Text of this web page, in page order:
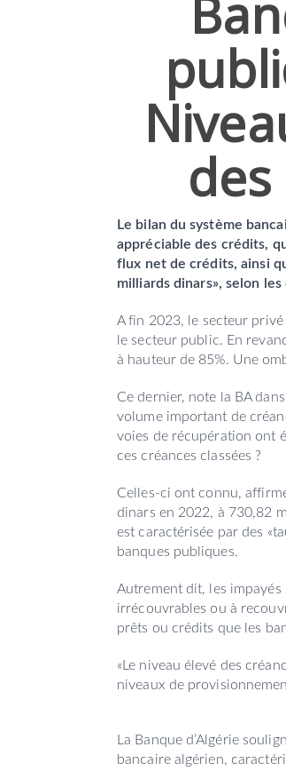
des
Le bilan du système
appréciable des crédits,
flux net de crédits, ainsi
milliards dinars», selon les
A fin 2023, le secteur
le secteur public. En
à hauteur de 85%. Une
Ce dernier, note la BA
volume important de
voies de récupération ont
ces créances classées ?
Celles-ci ont connu,
dinars en 2022, à 730,82
est caractérisée par des
banques publiques.
Autrement dit, les
irrécouvrables ou à
prêts ou crédits que les
«Le niveau élevé des
niveaux de
La Banque d’Algérie
bancaire algérien,